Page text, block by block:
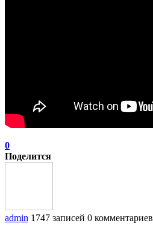
0
Поделится
admin 1747 записей 0 комментариев